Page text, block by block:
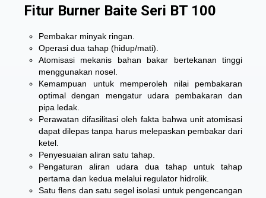
Fitur Burner Baite Seri BT 100
Pembakar minyak ringan.
Operasi dua tahap (hidup/mati).
Atomisasi mekanis bahan bakar bertekanan tinggi
menggunakan nosel.
Kemampuan untuk memperoleh nilai pembakaran
optimal dengan mengatur udara pembakaran dan
pipa ledak.
Perawatan difasilitasi oleh fakta bahwa unit atomisasi
dapat dilepas tanpa harus melepaskan pembakar dari
ketel.
Penyesuaian aliran satu tahap.
Pengaturan aliran udara dua tahap untuk tahap
pertama dan kedua melalui regulator hidrolik.
Satu flens dan satu segel isolasi untuk pengencangan